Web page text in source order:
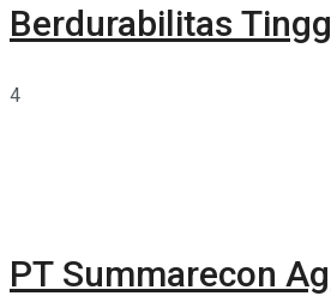
Berdurabilitas
4
PT Summarecon